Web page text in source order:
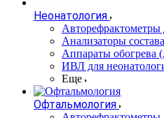
Неонатология
Авторефрактометры
Анализаторы
Аппараты обогрева
ИВЛ для
Еще
Офтальмология